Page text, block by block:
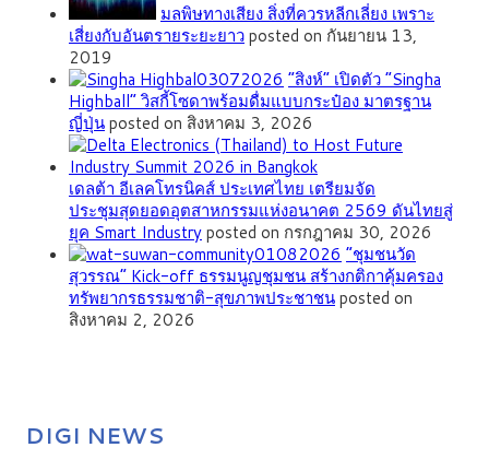
มลพิษทางเสียง สิ่งที่ควรหลีกเลี่ยง เพราะ
เสี่ยงกับอันตรายระยะยาวposted on กันยายน 13,
2019
“สิงห์” เปิดตัว “Singha
Highball” วิสกี้โซดาพร้อมดื่มแบบกระป๋อง มาตรฐาน
ญี่ปุ่นposted on สิงหาคม 3, 2026
เดลต้า อีเลคโทรนิคส์ ประเทศไทย เตรียมจัด
ประชุมสุดยอดอุตสาหกรรมแห่งอนาคต 2569 ดันไทยสู่
ยุค Smart Industryposted on กรกฎาคม 30, 2026
”ชุมชนวัด
สุวรรณ” Kick-off ธรรมนูญชุมชน สร้างกติกาคุ้มครอง
ทรัพยากรธรรมชาติ-สุขภาพประชาชนposted on
สิงหาคม 2, 2026
DIGI NEWS